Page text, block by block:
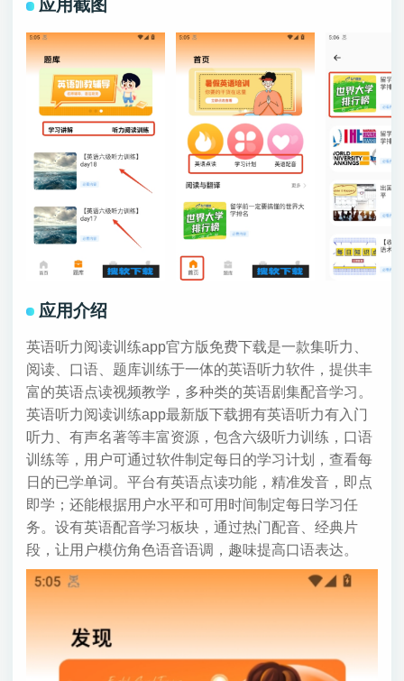
应用截图
应用介绍
英语听力阅读训练app官方版免费下载是一款集听力、
阅读、口语、题库训练于一体的英语听力软件，提供丰
富的英语点读视频教学，多种类的英语剧集配音学习。
英语听力阅读训练app最新版下载拥有英语听力有入门
听力、有声名著等丰富资源，包含六级听力训练，口语
训练等，用户可通过软件制定每日的学习计划，查看每
日的已学单词。平台有英语点读功能，精准发音，即点
即学；还能根据用户水平和可用时间制定每日学习任
务。设有英语配音学习板块，通过热门配音、经典片
段，让用户模仿角色语音语调，趣味提高口语表达。